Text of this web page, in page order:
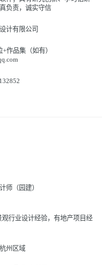
负责，诚实守信
计有限公司
作品集（如有）
师（园建）
观行业设计经验，有地产项目经
州区域